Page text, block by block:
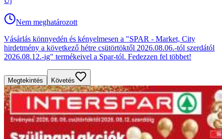
Nem meghatározott
Vásárlás könnyedén és kényelmesen a "SPAR - Market, City
hirdetmény a következő hétre csütörtöktől 2026.08.06.-tól szerdától
2026.08.12.-ig" termékeivel a Spar-tól. Fedezzen fel többet!
Megtekintés Követés